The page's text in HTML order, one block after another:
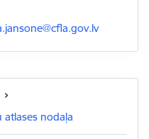
atlases nodaļa